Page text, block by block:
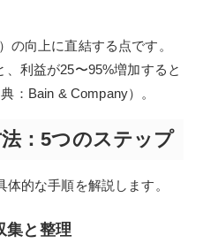
の向上に直結する点です。
利益が25〜95%増加すると
：Bain & Company）。
：5つのステップ
的な手順を解説します。
集と整理